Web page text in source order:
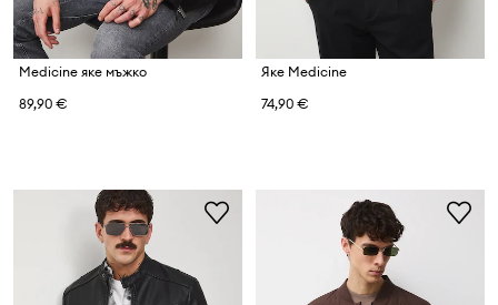
Medicine яке мъжко
89,90 €
Яке Medicine
74,90 €